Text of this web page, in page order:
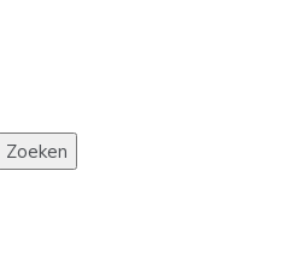
Zoeken